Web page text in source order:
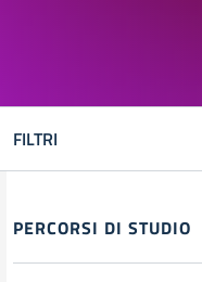
FILTRI
Filtri
PERCORSI DI STUDIO